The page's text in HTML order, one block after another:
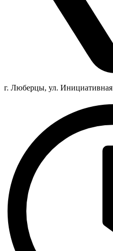
г. Люберцы, ул. Инициативная